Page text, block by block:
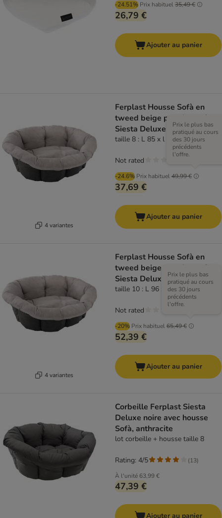
-24.51% Prix habituel35,49 €
26,79 €
Ajouter au panier
4 variantes
Ferplast Housse Sofà en
tweed beige pour le panier
Siesta Deluxe (panier non
inclus)
taille 8 : L 85 x l 62 x H 28,5 cm
-24.6% Prix habituel49,99 €
Prix le plus bas
pratiqué au cours
des 30 jours
précédents
l'offre.
37,69 €
Not rated
Ajouter au panier
4 variantes
Ferplast Housse Sofà en
tweed beige pour le panier
Siesta Deluxe (panier non
inclus)
taille 10 : L 96 x l 71 x H 32 cm
-20% Prix habituel65,49 €
Prix le plus bas
pratiqué au cours
des 30 jours
précédents
l'offre.
52,39 €
Not rated
Ajouter au panier
Corbeille Ferplast Siesta
Deluxe noire avec housse
Sofà, anthracite
lot corbeille + housse taille 8
À l'unité 63,99 €
47,39 €
Rating: 4/5 (13)
Ajouter au panier